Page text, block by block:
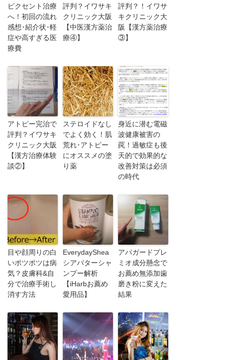
ピクセント治療
へ！初回の流れ
感想･紹介状･軽
症や高すぎる医
療費
評判？イワサキ
クリニック大阪
【中医漢方薬治
療④】
評判？！イワサ
キクリニック大
阪【漢方薬治療
③】
アトピー完治で
評判？イワサキ
クリニック大阪
【漢方治療体験
談②】
ステロイドなし
でよく効く！肌
荒れ･アトピー
にオススメの塗
り薬
身近に潜む電磁
波健康被害の
罠！過敏症も後
天的で効果的な
改善対策は必須
の時代
目や顔周りの白
いポツポツは病
気？皮膚科&自
分で治療手術し
消す方法
EverydayShea
シアバターシャ
ンプー解析
【iHarbお薦め
愛用品】
アパガードプレ
ミオ成分懸念で
お薦め無添加歯
磨き粉に変えた
結果